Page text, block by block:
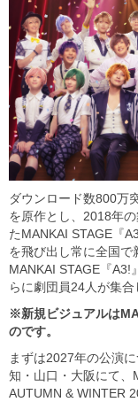
ダウンロード数800万
を原作とし、2018年
たMANKAI STAGE『
を飛び出し常に全国で
MANKAI STAGE『A3!
らに劇団員24人が集
※新規ビジュアルは
のです。
まずは2027年の公演
知・山口・大阪にて、
AUTUMN & WINTER